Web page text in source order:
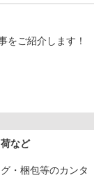
をご紹介します！
給OK！」
登録下さい☆
など
・梱包等のカンタ